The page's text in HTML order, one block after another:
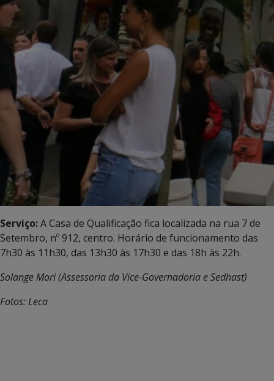
Serviço:A Casa de Qualificação fica localizada na rua 7 de
Setembro, nº 912, centro. Horário de funcionamento das
7h30 às 11h30, das 13h30 às 17h30 e das 18h às 22h.
Solange Mori (Assessoria da Vice-Governadoria e Sedhast)
Fotos: Leca